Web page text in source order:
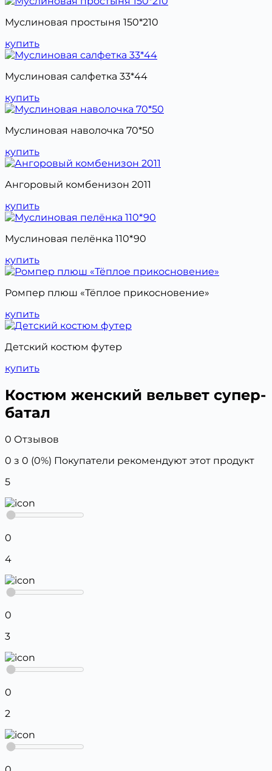
Муслиновая простыня 150*210
купить
Муслиновая салфетка 33*44
купить
Муслиновая наволочка 70*50
купить
Ангоровый комбенизон 2011
купить
Муслиновая пелёнка 110*90
купить
Ромпер плюш «Тёплое прикосновение»
купить
Детский костюм футер
купить
Костюм женский вельвет супер-
батал
0 Отзывов
0 з 0 (0%) Покупатели рекомендуют этот продукт
5
0
4
0
3
0
2